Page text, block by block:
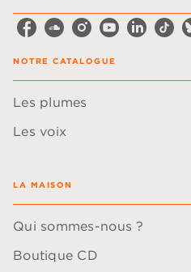
NOTRE CATALOGUE
Les plumes
Les voix
LA MAISON
Qui sommes-nous ?
Boutique CD